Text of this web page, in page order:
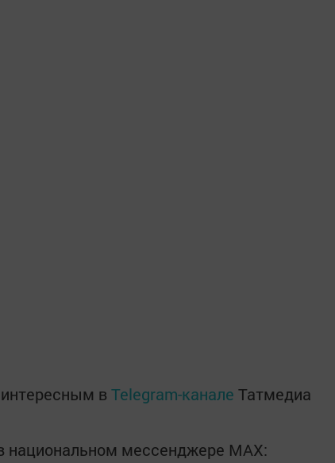
в Telegram-канале Татмедиа
национальном мессенджере MАХ: